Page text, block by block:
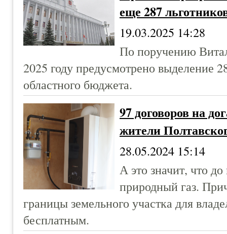
еще 287
19.03.2025 14:28
По поручению
2025 году предусмотрено выделение
областного бюджета.
97 договоров на
жители
28.05.2024 15:14
А это значит, что
природный газ.
границы земельного участка для
бесплатным.